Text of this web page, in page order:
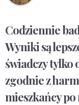
Codziennie
Wyniki są
świadczy tylko
zgodnie z
mieszkańcy